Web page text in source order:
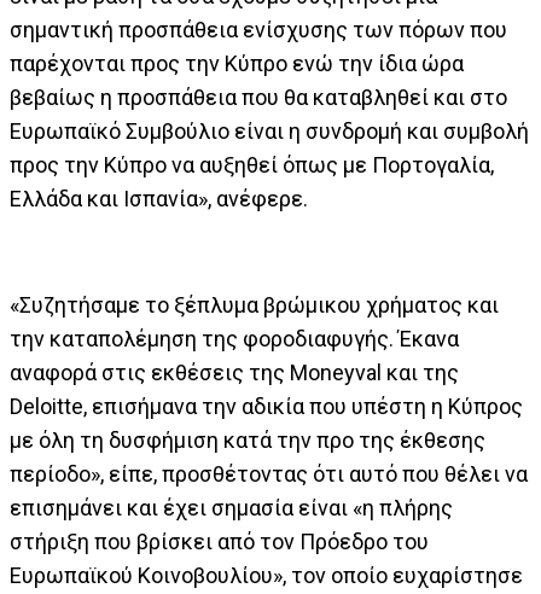
σημαντική προσπάθεια ενίσχυσης των πόρων που
παρέχονται προς την Κύπρο ενώ την ίδια ώρα
βεβαίως η προσπάθεια που θα καταβληθεί και στο
Ευρωπαϊκό Συμβούλιο είναι η συνδρομή και συμβολή
προς την Κύπρο να αυξηθεί όπως με Πορτογαλία,
Ελλάδα και Ισπανία», ανέφερε.
«Συζητήσαμε το ξέπλυμα βρώμικου χρήματος και
την καταπολέμηση της φοροδιαφυγής. Έκανα
αναφορά στις εκθέσεις της Moneyval και της
Deloitte, επισήμανα την αδικία που υπέστη η Κύπρος
με όλη τη δυσφήμιση κατά την προ της έκθεσης
περίοδο», είπε, προσθέτοντας ότι αυτό που θέλει να
επισημάνει και έχει σημασία είναι «η πλήρης
στήριξη που βρίσκει από τον Πρόεδρο του
Ευρωπαϊκού Κοινοβουλίου», τον οποίο ευχαρίστησε